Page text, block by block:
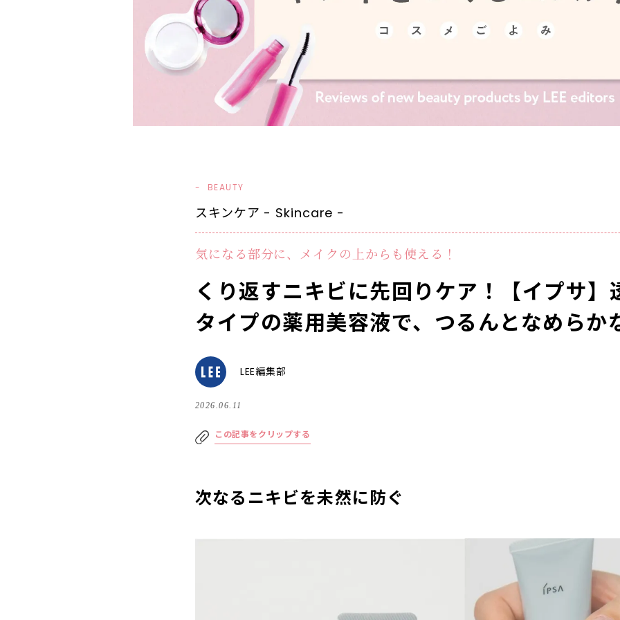
BEAUTY
スキンケア - Skincare -
気になる部分に、メイクの上からも使える！
くり返すニキビに先回りケア！【イプサ】
タイプの薬用美容液で、つるんとなめらか
LEE編集部
2026.06.11
この記事をクリップする
次なるニキビを未然に防ぐ